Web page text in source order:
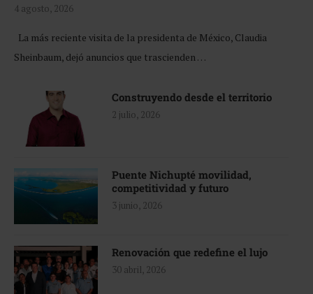
4 agosto, 2026
La más reciente visita de la presidenta de México, Claudia
Sheinbaum, dejó anuncios que trascienden …
Construyendo desde el territorio
2 julio, 2026
Puente Nichupté movilidad,
competitividad y futuro
3 junio, 2026
Renovación que redefine el lujo
30 abril, 2026